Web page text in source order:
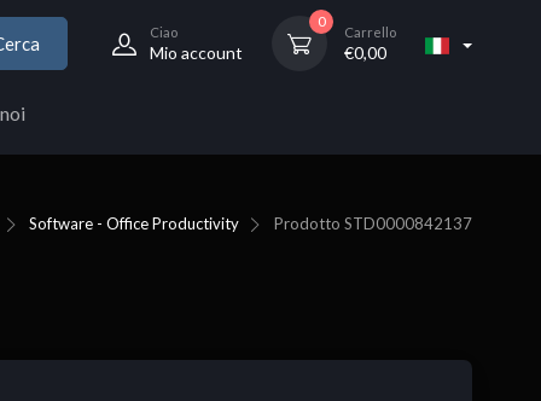
Ciao
Mio account
0
Carrello
€0,00
Software - Office Productivity Prodotto STD0000842137